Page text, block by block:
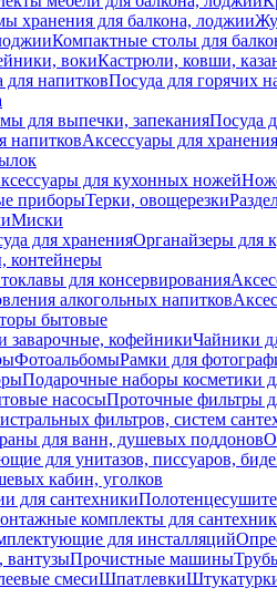
хранения для балкона, лоджии
Компактные столы для
вокиКастрюли, ковши,
для напитковПосуда для горячих
для выпечки, запеканияПосуда
напитковАксессуары для
для кухонных ножей
приборыТерки, овощерезки
Миски
для храненияОрганайзеры для
контейнеры
для консервирования
алкогольных напитков
бытовые
заварочные, кофейникиЧайники
ФотоальбомыРамки для
Подарочные наборы косметики
насосыПроточные фильтры
фильтров, систем
для ванн, душевых поддонов
для унитазов, писсуаров, биде
кабин, уголков
для сантехники
комплекты для
для инсталляций
вантузыПрочистные машины
смесиШпатлевки